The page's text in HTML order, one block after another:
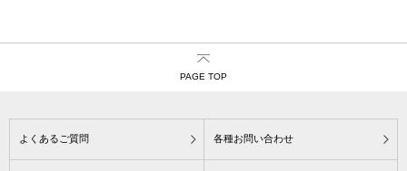
PAGE TOP
よくあるご質問 各種お問い合わせ